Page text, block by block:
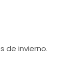
de invierno.